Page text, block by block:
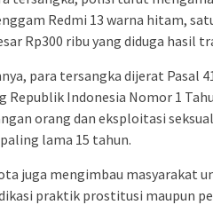
Redmi 13 warna hitam,
Rp300 ribu yang diduga hasil
para tersangka dijerat Pasal
Republik Indonesia Nomor 1
orang dan eksploitasi
lama 15 tahun.
juga mengimbau masyarakat
praktik prostitusi maupun